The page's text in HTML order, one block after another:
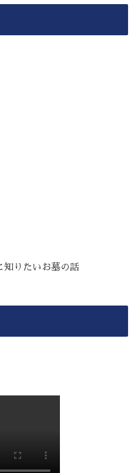
知りたいお墓の話